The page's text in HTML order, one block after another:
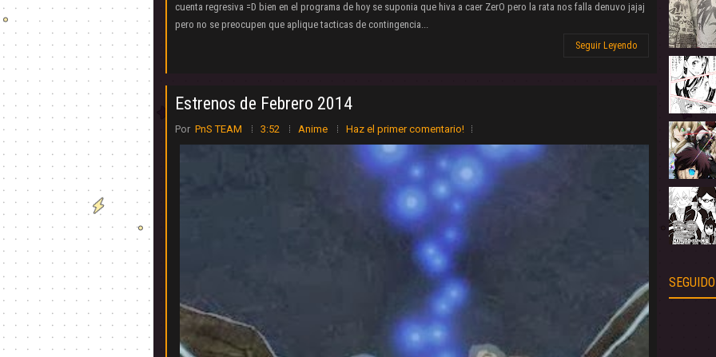
cuenta regresiva =D bien en el programa de hoy se suponia que hiva a caer ZerO pero la rata nos falla denuvo jajaj
pero no se preocupen que aplique tacticas de contingencia...
Seguir Leyendo
Estrenos de Febrero 2014
Por PnS TEAM 3:52 Anime Haz el primer comentario!